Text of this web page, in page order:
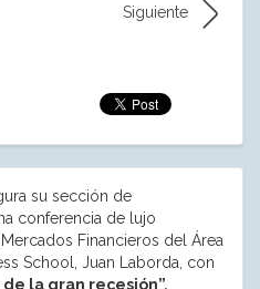
Siguiente
su sección de
conferencia de lujo
Financieros del Área
School, Juan Laborda, con
la gran recesión”.